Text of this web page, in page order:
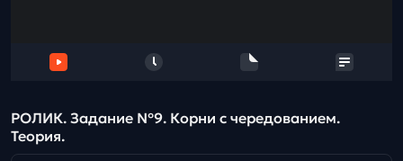
РОЛИК. Задание №9. Корни с чередованием.
Теория.